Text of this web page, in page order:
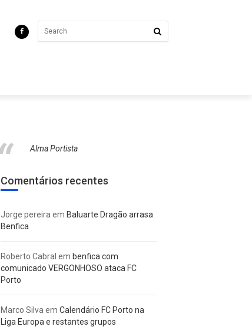
Alma Portista
Comentários recentes
Jorge pereira em Baluarte Dragão arrasa
Benfica
Roberto Cabral em benfica com
comunicado VERGONHOSO ataca FC
Porto
Marco Silva em Calendário FC Porto na
Liga Europa e restantes grupos